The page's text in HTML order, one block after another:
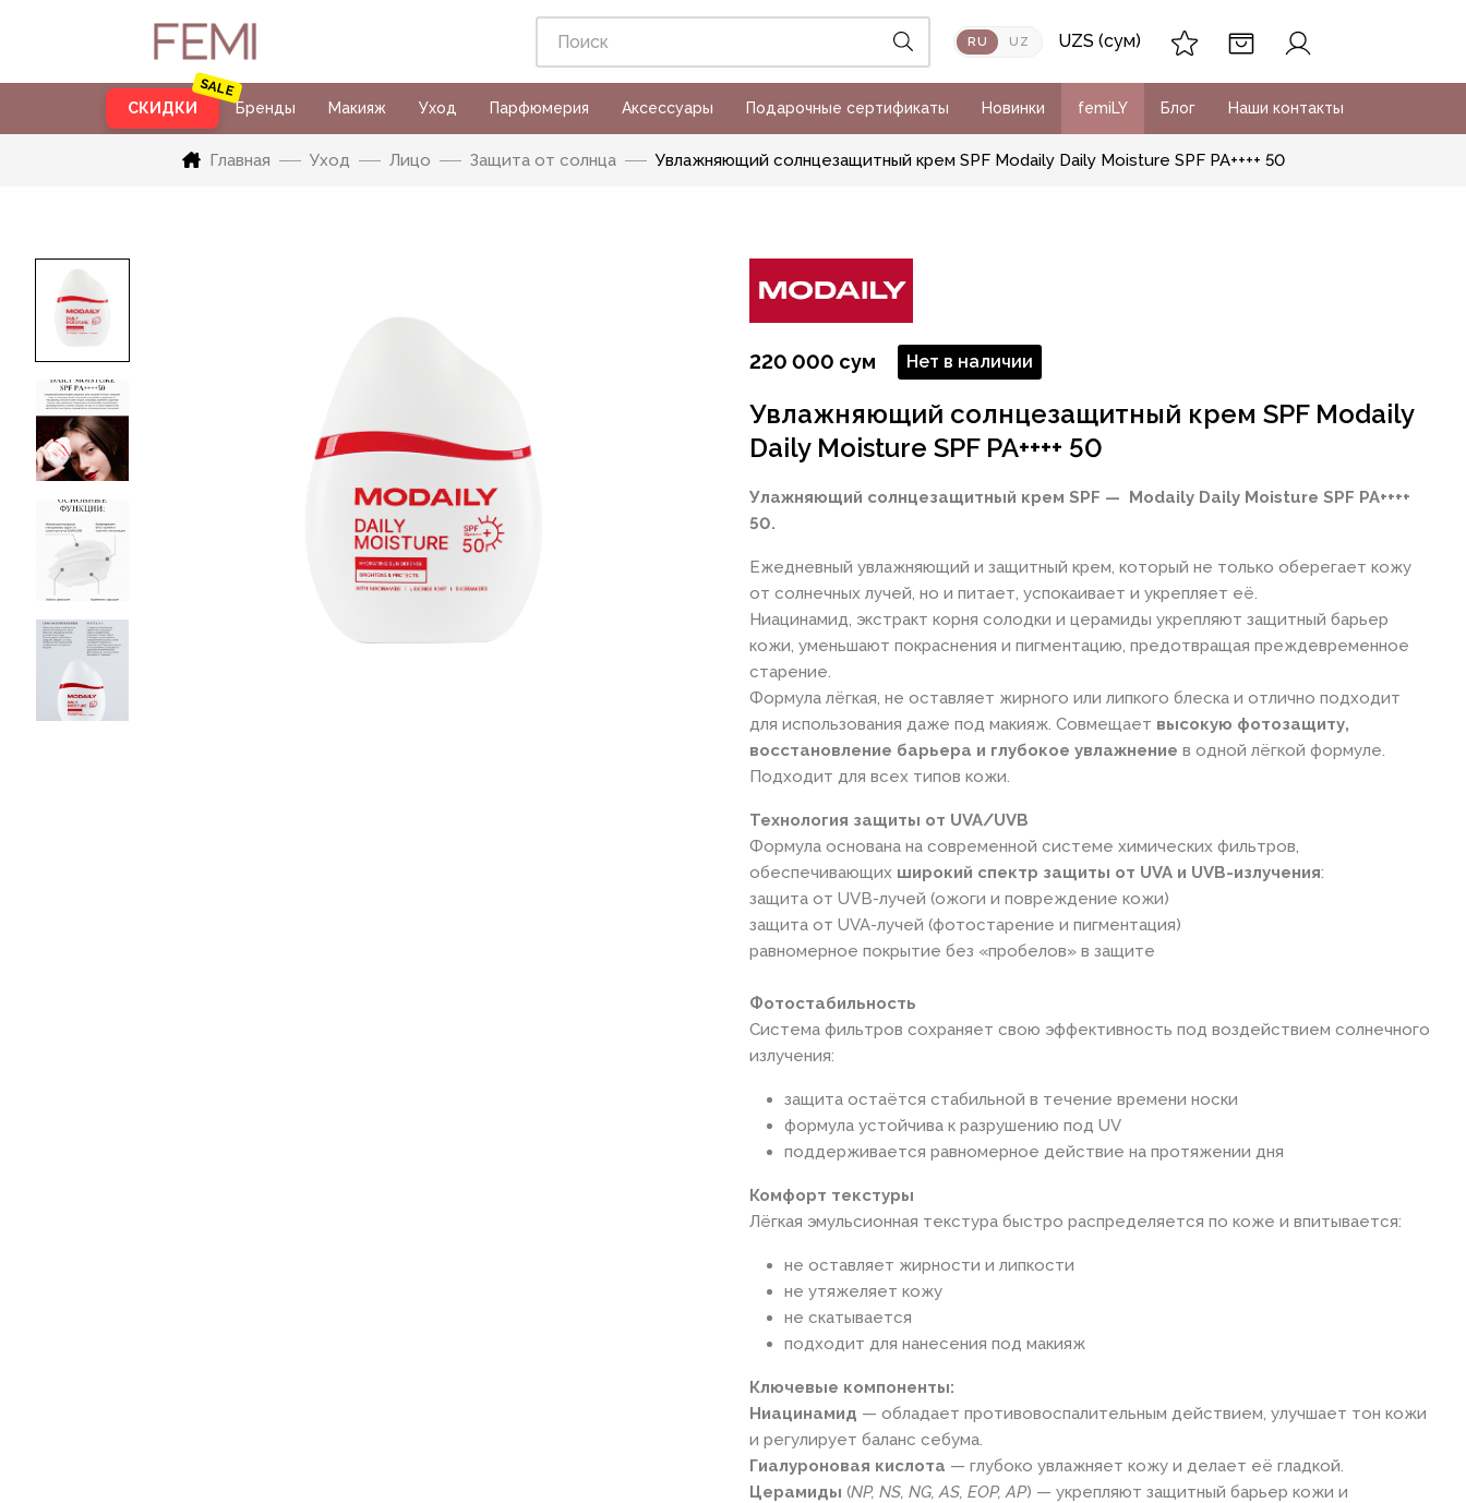
RU UZ UZS (сум)
СКИДКИ Бренды Макияж Уход Парфюмерия Аксессуары Подарочные сертификаты Новинки femiLY Блог Наши контакты
Главная Уход Лицо Защита от солнца Увлажняющий солнцезащитный крем SPF Modaily Daily Moisture SPF PA++++ 50
220 000 сум Нет в наличии
Увлажняющий солнцезащитный крем SPF Modaily
Daily Moisture SPF PA++++ 50
Улажняющий солнцезащитный крем SPF — Modaily Daily Moisture SPF PA++++
50.
Ежедневный увлажняющий и защитный крем, который не только оберегает кожу
от солнечных лучей, но и питает, успокаивает и укрепляет её.
Ниацинамид, экстракт корня солодки и церамиды укрепляют защитный барьер
кожи, уменьшают покраснения и пигментацию, предотвращая преждевременное
старение.
Формула лёгкая, не оставляет жирного или липкого блеска и отлично подходит
для использования даже под макияж. Совмещает высокую фотозащиту,
восстановление барьера и глубокое увлажнение в одной лёгкой формуле.
Подходит для всех типов кожи.
Технология защиты от UVA/UVB
Формула основана на современной системе химических фильтров,
обеспечивающих широкий спектр защиты от UVA и UVB-излучения:
защита от UVB-лучей (ожоги и повреждение кожи)
защита от UVA-лучей (фотостарение и пигментация)
равномерное покрытие без «пробелов» в защите
Фотостабильность
Система фильтров сохраняет свою эффективность под воздействием солнечного
излучения:
защита остаётся стабильной в течение времени носки
формула устойчива к разрушению под UV
поддерживается равномерное действие на протяжении дня
Комфорт текстуры
Лёгкая эмульсионная текстура быстро распределяется по коже и впитывается:
не оставляет жирности и липкости
не утяжеляет кожу
не скатывается
подходит для нанесения под макияж
Ключевые компоненты:
Ниацинамид — обладает противовоспалительным действием, улучшает тон кожи
и регулирует баланс себума.
Гиалуроновая кислота — глубоко увлажняет кожу и делает её гладкой.
Церамиды (NP, NS, NG, AS, EOP, AP) — укрепляют защитный барьер кожи и